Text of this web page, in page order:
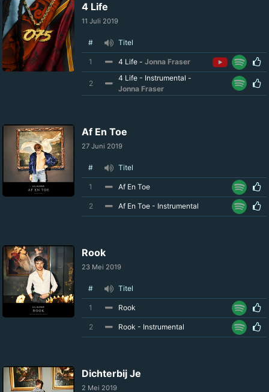
4 Life
11 Juli 2019
# Titel
1 4 Life - Jonna Fraser
2
4 Life - Instrumental -
Jonna Fraser
Af En Toe
27 Juni 2019
# Titel
1 Af En Toe
2 Af En Toe - Instrumental
Rook
23 Mei 2019
# Titel
1 Rook
2 Rook - Instrumental
Dichterbij Je
2 Mei 2019